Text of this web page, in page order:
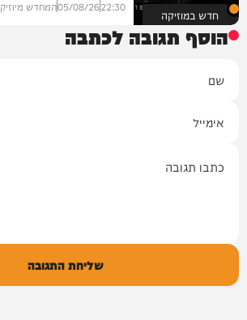
חדש במוזיקה 22:30
05/08/26המחדש מיוזיק
הוסף תגובה לכתבה
שליחת התגובה